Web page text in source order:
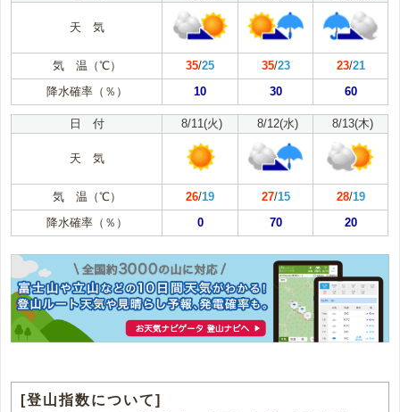
天 気
気 温（℃） 35/25 35/23 23/21
降水確率（％）
10 30 60
日 付 8/11(火) 8/12(水) 8/13(木)
天 気
気 温（℃） 26/19 27/15 28/19
降水確率（％）
0 70 20
[登山指数について]